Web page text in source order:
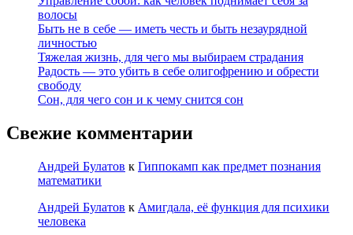
волосы
Быть не в себе — иметь честь и быть незаурядной
личностью
Тяжелая жизнь, для чего мы выбираем страдания
Радость — это убить в себе олигофрению и обрести
свободу
Сон, для чего сон и к чему снится сон
Свежие комментарии
Андрей Булатов к Гиппокамп как предмет познания
математики
Андрей Булатов к Амигдала, её функция для психики
человека